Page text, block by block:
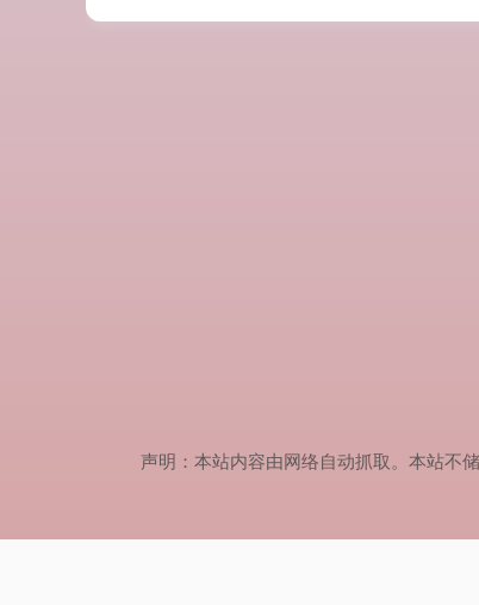
声明：本站内容由网络自动抓取。本站不